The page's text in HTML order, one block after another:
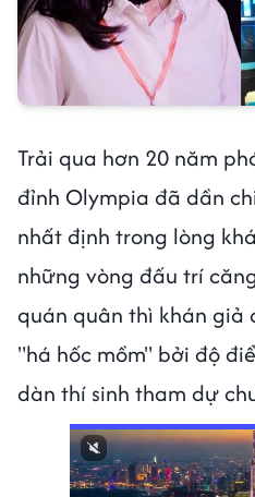
Trải qua hơn 20 năm
đỉnh Olympia đã dần
nhất định trong lòng
những vòng đấu trí
quán quân thì khán giả
"há hốc mồm" bởi độ
dàn thí sinh tham dự